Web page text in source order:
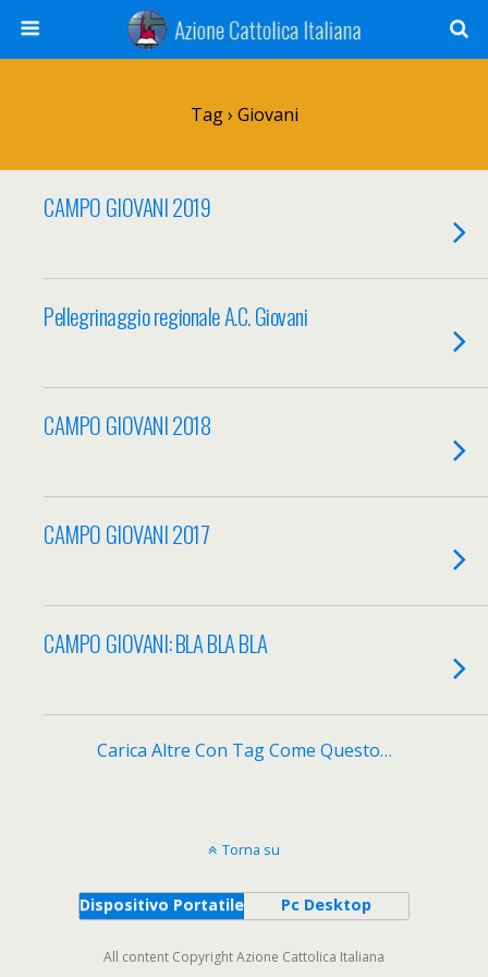
Tag › Giovani
CAMPO GIOVANI 2019
Pellegrinaggio regionale A.C. Giovani
CAMPO GIOVANI 2018
CAMPO GIOVANI 2017
CAMPO GIOVANI: BLA BLA BLA
Carica Altre Con Tag Come Questo…
Torna su
Dispositivo Portatile Pc Desktop
All content Copyright Azione Cattolica Italiana